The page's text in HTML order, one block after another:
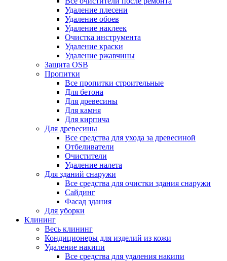
Удаление плесени
Удаление обоев
Удаление наклеек
Очистка инструмента
Удаление краски
Удаление ржавчины
Защита OSB
Пропитки
Все пропитки строительные
Для бетона
Для древесины
Для камня
Для кирпича
Для древесины
Все средства для ухода за древесиной
Отбеливатели
Очистители
Удаление налета
Для зданий снаружи
Все средства для очистки здания снаружи
Сайдинг
Фасад здания
Для уборки
Клининг
Весь клининг
Кондиционеры для изделий из кожи
Удаление накипи
Все средства для удаления накипи